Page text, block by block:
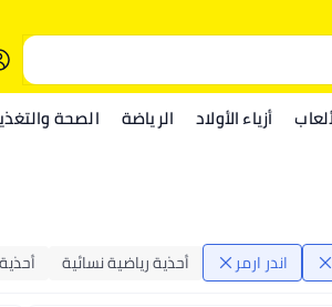
أزياء الأولاد الرياضة الصحة
اندر ارمر أحذية رياضية نسائية